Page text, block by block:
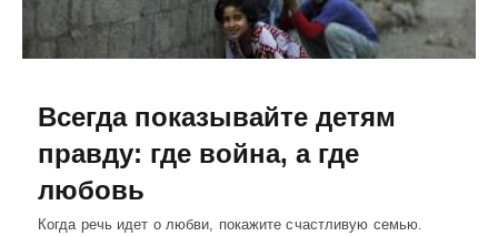
Всегда показывайте детям
правду: где война, а где
любовь
Когда речь идет о любви, покажите счастливую семью.